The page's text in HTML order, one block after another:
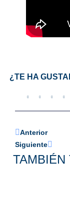
¿TE HA
Anterior
Siguiente
TAMBIÉN